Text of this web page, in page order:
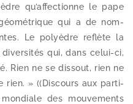
qu’affectionne le pape
qui a de nom­
Le poly­èdre reflète la
qui, dans celui-​ci,
Rien ne se dis­sout, rien ne
rien. » ((Discours aux par­ti­
des mou­ve­ments